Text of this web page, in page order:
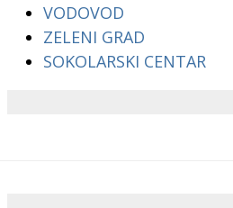
VODOVOD
ZELENI GRAD
SOKOLARSKI CENTAR